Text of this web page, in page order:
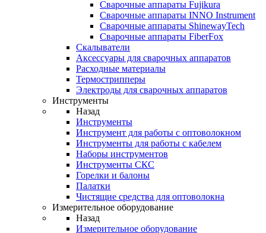
Сварочные аппараты Fujikura
Сварочные аппараты INNO Instrument
Сварочные аппараты ShinewayTech
Cварочные аппараты FiberFox
Скалыватели
Аксессуары для сварочных аппаратов
Расходные материалы
Термострипперы
Электроды для сварочных аппаратов
Инструменты
Назад
Инструменты
Инструмент для работы с оптоволокном
Инструменты для работы с кабелем
Наборы инструментов
Инструменты СКС
Горелки и балоны
Палатки
Чистящие средства для оптоволокна
Измерительное оборудование
Назад
Измерительное оборудование